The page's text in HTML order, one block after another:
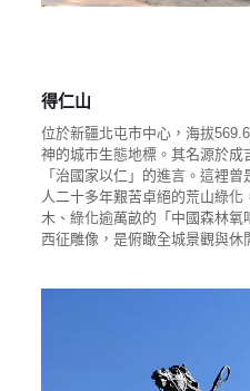
得仁山
位於新疆北屯市中心，海拔
神的城市生態地標。其名源於
「治國家以仁」的進言。這裡
人二十多年艱苦卓絕的荒山綠
木、綠化逾萬畝的「中國森林
西征雕像，是俯瞰全城景觀與休